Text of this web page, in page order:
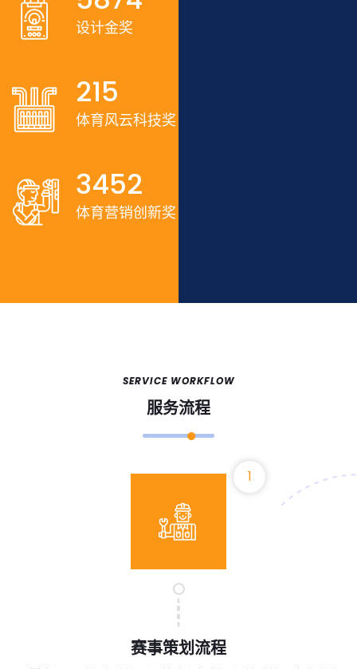
设计金奖
215
体育风云科技奖
3452
体育营销创新奖
SERVICE WORKFLOW
服务流程
1
赛事策划流程